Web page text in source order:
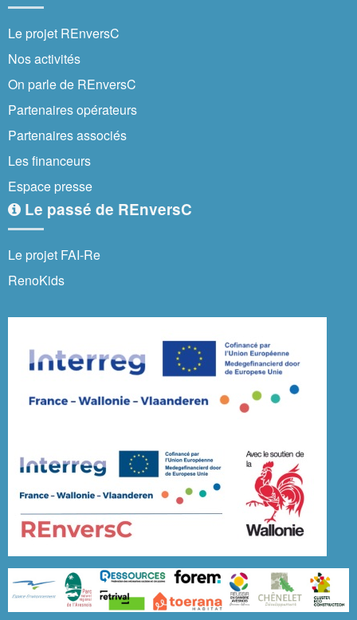
Le projet REnversC
Nos activités
On parle de REnversC
Partenaires opérateurs
Partenaires associés
Les financeurs
Espace presse
Le passé de REnversC
Le projet FAI-Re
RenoKids